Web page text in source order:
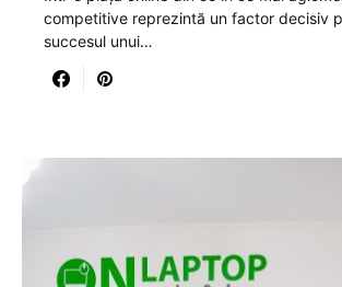
competitive reprezintă un factor decisiv
succesul unui…